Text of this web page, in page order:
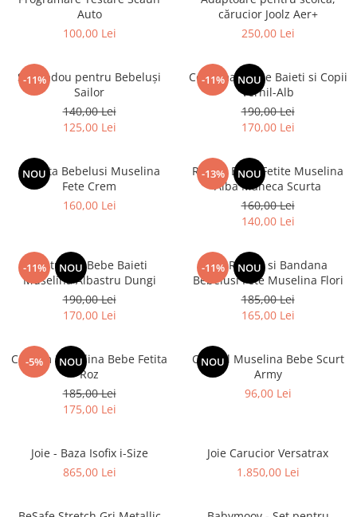
Auto
100,00 Lei
cărucior Joolz Aer+
250,00 Lei
-11%
Set Cadou pentru Bebeluși
Sailor
140,00 Lei
125,00 Lei
-11% NOU
Costumas Bebe Baieti si Copii
Vernil-Alb
190,00 Lei
170,00 Lei
NOU
Rochita Bebelusi Muselina
Fete Crem
160,00 Lei
-13% NOU
Rochie Bebe Fetite Muselina
Alba Maneca Scurta
160,00 Lei
140,00 Lei
-11% NOU
Costumas Bebe Baieti
Muselina Albastru Dungi
190,00 Lei
170,00 Lei
-11% NOU
Set Rochie si Bandana
Bebelusi Fete Muselina Flori
185,00 Lei
165,00 Lei
-5% NOU
Costum Muselina Bebe Fetita
Roz
185,00 Lei
175,00 Lei
NOU
Overall Muselina Bebe Scurt
Army
96,00 Lei
Joie - Baza Isofix i-Size
865,00 Lei
Joie Carucior Versatrax
1.850,00 Lei